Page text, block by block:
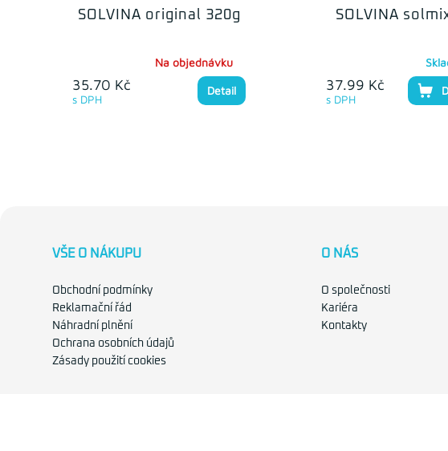
SOLVINA original 320g
35.70 Kč
s DPH
Na objednávku
Detail
SOLVINA
37.99 Kč
s DPH
VŠE O NÁKUPU
Obchodní podmínky
Reklamační řád
Náhradní plnění
Ochrana osobních údajů
Zásady použití cookies
O NÁS
O společnosti
Kariéra
Kontakty